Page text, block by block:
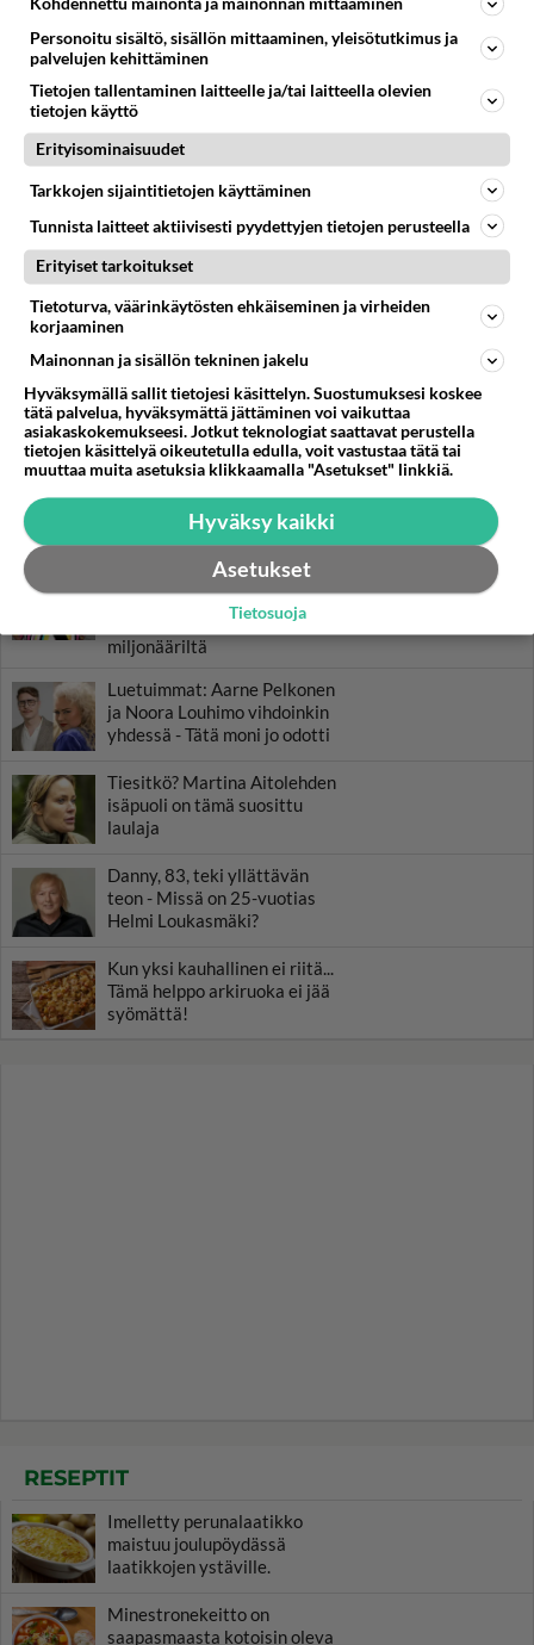
LUETUIMMAT
Muistatko? Kädestä suuhun
elävä Satu sai jättimäisen
rahasalkun Henry-
miljonääriltä
Luetuimmat: Aarne Pelkonen
ja Noora Louhimo vihdoinkin
yhdessä - Tätä moni jo odotti
Tiesitkö? Martina Aitolehden
isäpuoli on tämä suosittu
laulaja
Danny, 83, teki yllättävän
teon - Missä on 25-vuotias
Helmi Loukasmäki?
Kun yksi kauhallinen ei riitä...
Tämä helppo arkiruoka ei jää
syömättä!
RESEPTIT
Imelletty perunalaatikko
maistuu joulupöydässä
laatikkojen ystäville.
Minestronekeitto on
saapasmaasta kotoisin oleva
Personoitu sisältö, sisällön mittaaminen, yleisötutkimus ja
palvelujen kehittäminen
Tietojen tallentaminen laitteelle ja/tai laitteella olevien
tietojen käyttö
Erityisominaisuudet
Tarkkojen sijaintitietojen käyttäminen
Tunnista laitteet aktiivisesti pyydettyjen tietojen perusteella
Erityiset tarkoitukset
Tietoturva, väärinkäytösten ehkäiseminen ja virheiden
korjaaminen
Mainonnan ja sisällön tekninen jakelu
Hyväksymällä sallit tietojesi käsittelyn. Suostumuksesi koskee
tätä palvelua, hyväksymättä jättäminen voi vaikuttaa
asiakaskokemukseesi. Jotkut teknologiat saattavat perustella
tietojen käsittelyä oikeutetulla edulla, voit vastustaa tätä tai
muuttaa muita asetuksia klikkaamalla "Asetukset" linkkiä.
Hyväksy kaikki
Asetukset
Tietosuoja